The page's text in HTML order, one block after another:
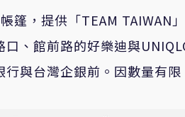
篷，提供「TEAM TAIWAN
、館前路的好樂迪與
與台灣企銀前。因數量有